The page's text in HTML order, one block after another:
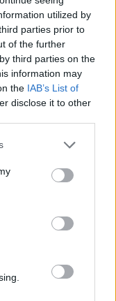
utilized by
parties prior to
of the further
third parties on the
information may
the IAB’s List of
disclose it to other
or more Google
You may click to
party tags to
in below Google
con
esteri che
geopolitica. Nato
e mantiene